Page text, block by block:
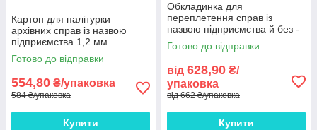
Картон для палітурки
архівних справ із назвою
підприємства 1,2 мм
Готово до відправки
554,80 ₴/упаковка
584 ₴/упаковка
Купити
Обкладинка для
переплетення справ із
назвою підприємства й без -
1.5мм
Готово до відправки
від 628,90 ₴/
упаковка
від 662 ₴/упаковка
Купити